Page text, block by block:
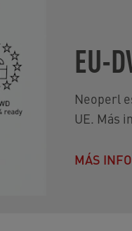
EU-
Neoperl
UE. Más
MÁS